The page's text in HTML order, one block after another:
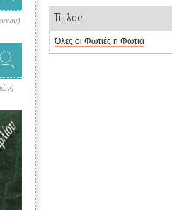
Τίτλος
Όλες οι Φωτιές η Φωτιά